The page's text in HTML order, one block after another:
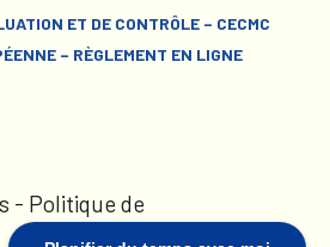
ET DE CONTRÔLE – CECMC
– RÈGLEMENT EN LIGNE
- Politique de